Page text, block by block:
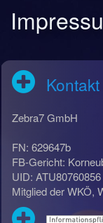
Kontakt
Zebra7 GmbH
FN: 629647b
FB-Gericht:
UID: ATU80760856
Mitglied der WKÖ,